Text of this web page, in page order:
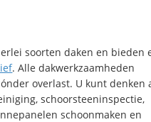
soorten daken en bieden
. Alle dakwerkzaamheden
overlast. U kunt denken
schoorsteeninspectie,
schoonmaken en